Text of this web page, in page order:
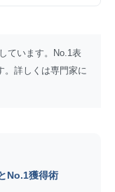
ています。No.1表
。詳しくは専門家に
No.1獲得術